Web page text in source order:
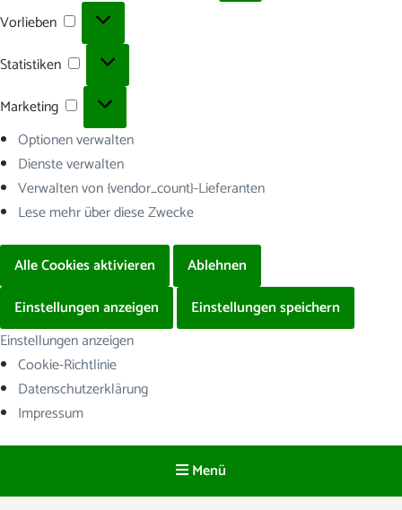
Vorlieben
Vorlieben
Statistiken Statistiken
Marketing
Marketing
Optionen verwalten
Dienste verwalten
Verwalten von {vendor_count}-Lieferanten
Lese mehr über diese Zwecke
Alle Cookies aktivieren
Ablehnen
Einstellungen anzeigen
Einstellungen speichern
Einstellungen anzeigen
Cookie-Richtlinie
Datenschutzerklärung
Impressum
Menü